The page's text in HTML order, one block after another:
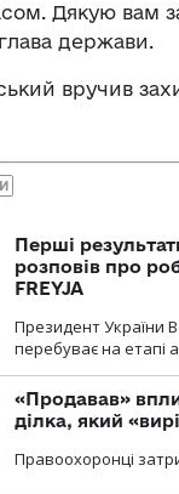
Дякую вам
держави.
вручив
Перші
розповів про
FREYJA
Президент України
перебуває на етапі
«Продавав»
ділка, який
Правоохоронці